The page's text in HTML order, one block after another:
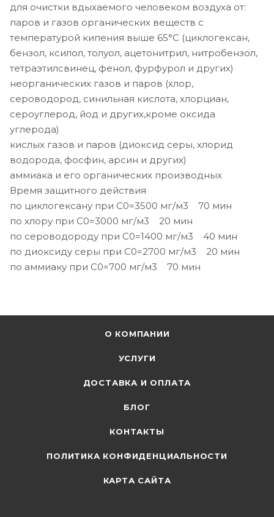
для очистки вдыхаемого человеком воздуха от:
паров и газов органических веществ с
температурой кипения выше 65°С (циклогексан,
бензол, ксилол, толуол, ацетонитрил, нитробензол,
тетраэтилсвинец, фенол, фурфурол и других)
неорганических газов и паров (хлор,
сероводород, синильная кислота, хлорциан,
сероуглерод, йод и других,кроме оксида
углерода)
кислых газов и паров (диоксид серы, хлорид
водорода, фосфин, арсин и других)
аммиака и его органических производных
Время защитного действия
по циклогексану при С0=3500 мг/м3 70 мин
по хлору при С0=3000 мг/м3 20 мин
по сероводороду при С0=1400 мг/м3 40 мин
по диоксиду серы при С0=2700 мг/м3 20 мин
по аммиаку при С0=700 мг/м3 70 мин
О КОМПАНИИ
УСЛУГИ
ДОСТАВКА И ОПЛАТА
БЛОГ
КОНТАКТЫ
ПОЛИТИКА КОНФИДЕНЦИАЛЬНОСТИ
КАРТА САЙТА